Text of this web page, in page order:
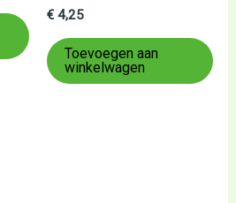
Gewaardeerd
uit
5
€ 4,25
Toevoegen aan
winkelwagen